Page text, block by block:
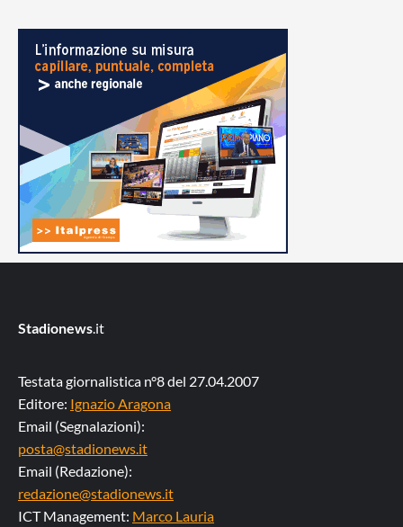
Stadionews .it
Testata giornalistica n°8 del 27.04.2007
Editore: Ignazio Aragona
Email (Segnalazioni):
posta@stadionews.it
Email (Redazione):
redazione@stadionews.it
ICT Management: Marco Lauria